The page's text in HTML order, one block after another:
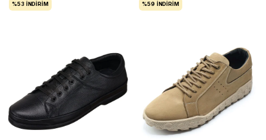
%53 İNDIRIM %59 İNDIRIM